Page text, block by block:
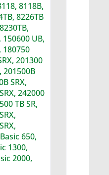
8118B,
8226TB
UB,
180750
201300
201500B
SRX,
242000
TB SR,
650,
1300,
2000,